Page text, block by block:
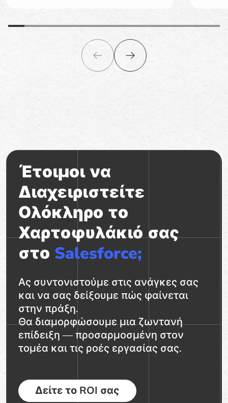
Έτοιμοι να
Διαχειριστείτε
Ολόκληρο το
Χαρτοφυλάκιό σας
στο Salesforce;
Ας συντονιστούμε στις ανάγκες σας
και να σας δείξουμε πώς φαίνεται
στην πράξη.
Θα διαμορφώσουμε μια ζωντανή
επίδειξη — προσαρμοσμένη στον
τομέα και τις ροές εργασίας σας.
Δείτε το ROI σας